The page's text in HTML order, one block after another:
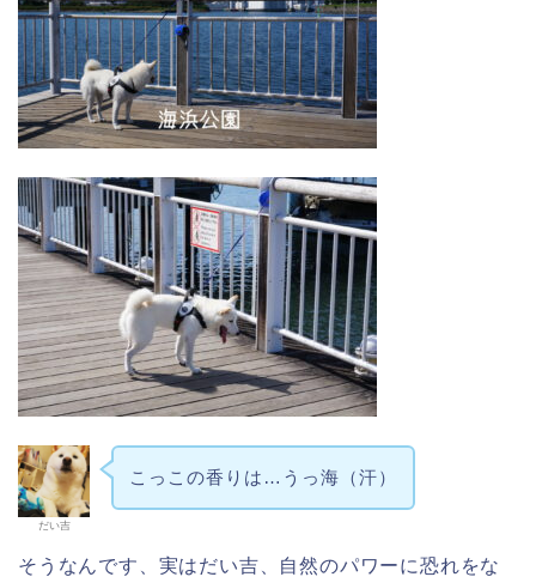
だい吉
こっこの香りは…うっ海（汗）
そうなんです、実はだい吉、自然のパワーに恐れをな